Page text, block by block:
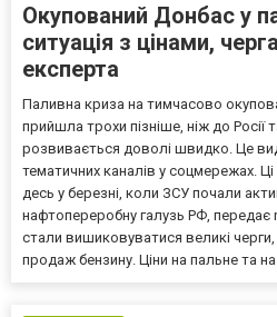
Окупований Донбас у
ситуація з цінами,
експерта
Паливна криза на тимчасово
прийшла трохи пізніше, ніж до
розвивається доволі швидко. Це
тематичних каналів у соцмережах.
десь у березні, коли ЗСУ почали
нафтопереробну галузь РФ, передає
стали вишиковуватися великі
продаж бензину. Ціни на пальне та на